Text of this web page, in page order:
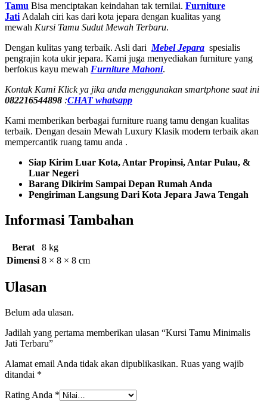
Tamu Bisa menciptakan keindahan tak ternilai. Furniture
Jati Adalah ciri kas dari kota jepara dengan kualitas yang
mewah Kursi Tamu Sudut Mewah Terbaru.
Dengan kulitas yang terbaik. Asli dari Mebel Jepara spesialis
pengrajin kota ukir jepara. Kami juga menyediakan furniture yang
berfokus kayu mewah Furniture Mahoni.
Kontak Kami Klick ya jika anda menggunakan smartphone saat ini
082216544898 :CHAT whatsapp
Kami memberikan berbagai furniture ruang tamu dengan kualitas
terbaik. Dengan desain Mewah Luxury Klasik modern terbaik akan
mempercantik ruang tamu anda .
Siap Kirim Luar Kota, Antar Propinsi, Antar Pulau, &
Luar Negeri
Barang Dikirim Sampai Depan Rumah Anda
Pengiriman Langsung Dari Kota Jepara Jawa Tengah
Informasi Tambahan
Berat
8 kg
Dimensi 8 × 8 × 8 cm
Ulasan
Belum ada ulasan.
Jadilah yang pertama memberikan ulasan “Kursi Tamu Minimalis
Jati Terbaru”
Alamat email Anda tidak akan dipublikasikan. Ruas yang wajib
ditandai *
Rating Anda *